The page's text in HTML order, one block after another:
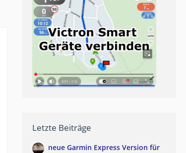
Letzte Beiträge
neue Garmin Express Version für